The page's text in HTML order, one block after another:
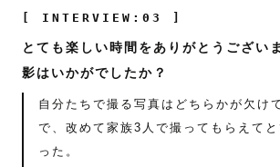
[ INTERVIEW:03 ]
とても楽しい時間をありがとうござい
影はいかがでしたか？
自分たちで撮る写真はどちらかが欠け
で、改めて家族3人で撮ってもらえて
った。